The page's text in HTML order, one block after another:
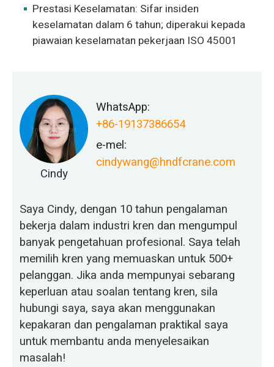
Prestasi Keselamatan: Sifar insiden
keselamatan dalam 6 tahun; diperakui kepada
piawaian keselamatan pekerjaan ISO 45001
Cindy
WhatsApp:
+86-19137386654
e-mel:
cindywang@hndfcrane.com
Saya Cindy, dengan 10 tahun pengalaman
bekerja dalam industri kren dan mengumpul
banyak pengetahuan profesional. Saya telah
memilih kren yang memuaskan untuk 500+
pelanggan. Jika anda mempunyai sebarang
keperluan atau soalan tentang kren, sila
hubungi saya, saya akan menggunakan
kepakaran dan pengalaman praktikal saya
untuk membantu anda menyelesaikan
masalah!